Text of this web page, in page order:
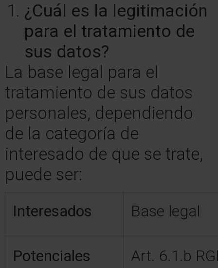
¿Cuál es la legitimación
para el tratamiento de
sus datos?
La base legal para el
tratamiento de sus datos
personales, dependiendo
de la categoría de
interesado de que se trate,
puede ser:
Interesados Base legal
Potenciales
Art. 6.1.b